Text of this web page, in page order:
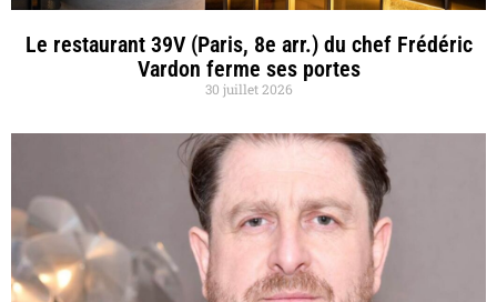
Le restaurant 39V (Paris, 8e arr.) du chef Frédéric
Vardon ferme ses portes
30 juillet 2026